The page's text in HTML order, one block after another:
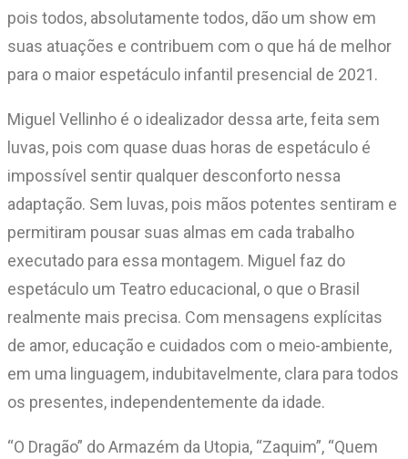
pois todos, absolutamente todos, dão um show em
suas atuações e contribuem com o que há de melhor
para o maior espetáculo infantil presencial de 2021.
Miguel Vellinho é o idealizador dessa arte, feita sem
luvas, pois com quase duas horas de espetáculo é
impossível sentir qualquer desconforto nessa
adaptação. Sem luvas, pois mãos potentes sentiram e
permitiram pousar suas almas em cada trabalho
executado para essa montagem. Miguel faz do
espetáculo um Teatro educacional, o que o Brasil
realmente mais precisa. Com mensagens explícitas
de amor, educação e cuidados com o meio-ambiente,
em uma linguagem, indubitavelmente, clara para todos
os presentes, independentemente da idade.
“O Dragão” do Armazém da Utopia, “Zaquim”, “Quem